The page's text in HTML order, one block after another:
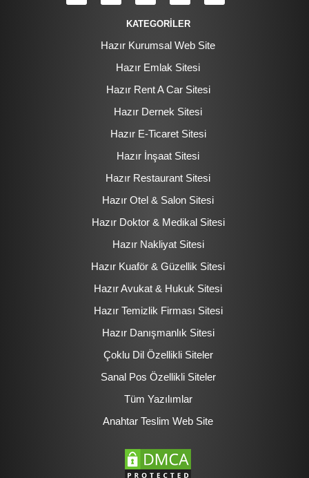
KATEGORİLER
Hazır Kurumsal Web Site
Hazır Emlak Sitesi
Hazır Rent A Car Sitesi
Hazır Dernek Sitesi
Hazır E-Ticaret Sitesi
Hazır İnşaat Sitesi
Hazır Restaurant Sitesi
Hazır Otel & Salon Sitesi
Hazır Doktor & Medikal Sitesi
Hazır Nakliyat Sitesi
Hazır Kuaför & Güzellik Sitesi
Hazır Avukat & Hukuk Sitesi
Hazır Temizlik Firması Sitesi
Hazır Danışmanlık Sitesi
Çoklu Dil Özellikli Siteler
Sanal Pos Özellikli Siteler
Tüm Yazılımlar
Anahtar Teslim Web Site